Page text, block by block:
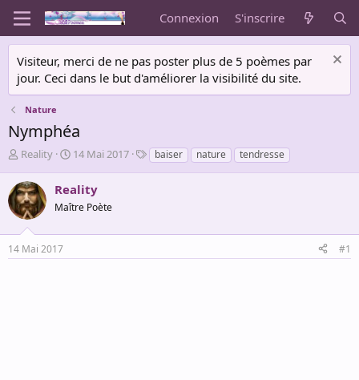
Connexion S'inscrire
Visiteur, merci de ne pas poster plus de 5 poèmes par
jour. Ceci dans le but d'améliorer la visibilité du site.
Nature
Nymphéa
A
t
e
u
d
e
Reality
D
e
d
d
14 Mai 2017
T
a
baiser nature tendresse
Reality
Maître Poète
14 Mai 2017 #1